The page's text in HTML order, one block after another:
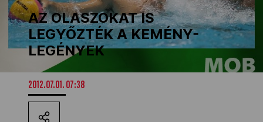
Los Angeles 2028
MOB
Kettőskarrier-program
AZ OLASZOKAT IS
LEGYŐZTÉK A KEMÉNY-
LEGÉNYEK
2012.07.01. 07:38